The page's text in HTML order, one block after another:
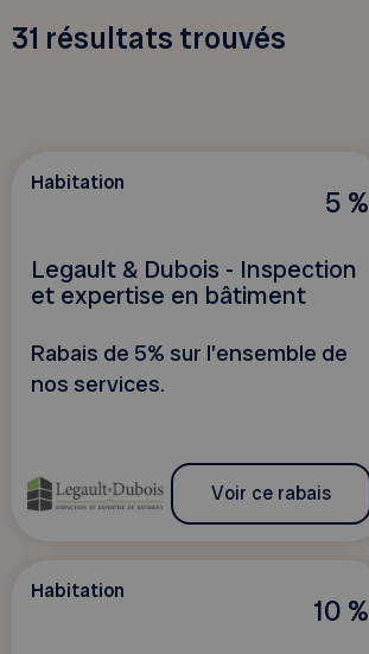
31 résultats trouvés
5 %
Habitation
Legault & Dubois - Inspection
et expertise en bâtiment
Rabais de 5% sur l’ensemble de
nos services.
Voir ce rabais
10 %
Habitation